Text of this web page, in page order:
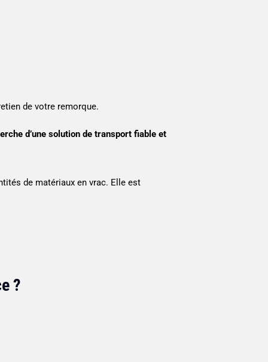
de votre remorque.
d’une solution de transport fiable et
de matériaux en vrac. Elle est
?